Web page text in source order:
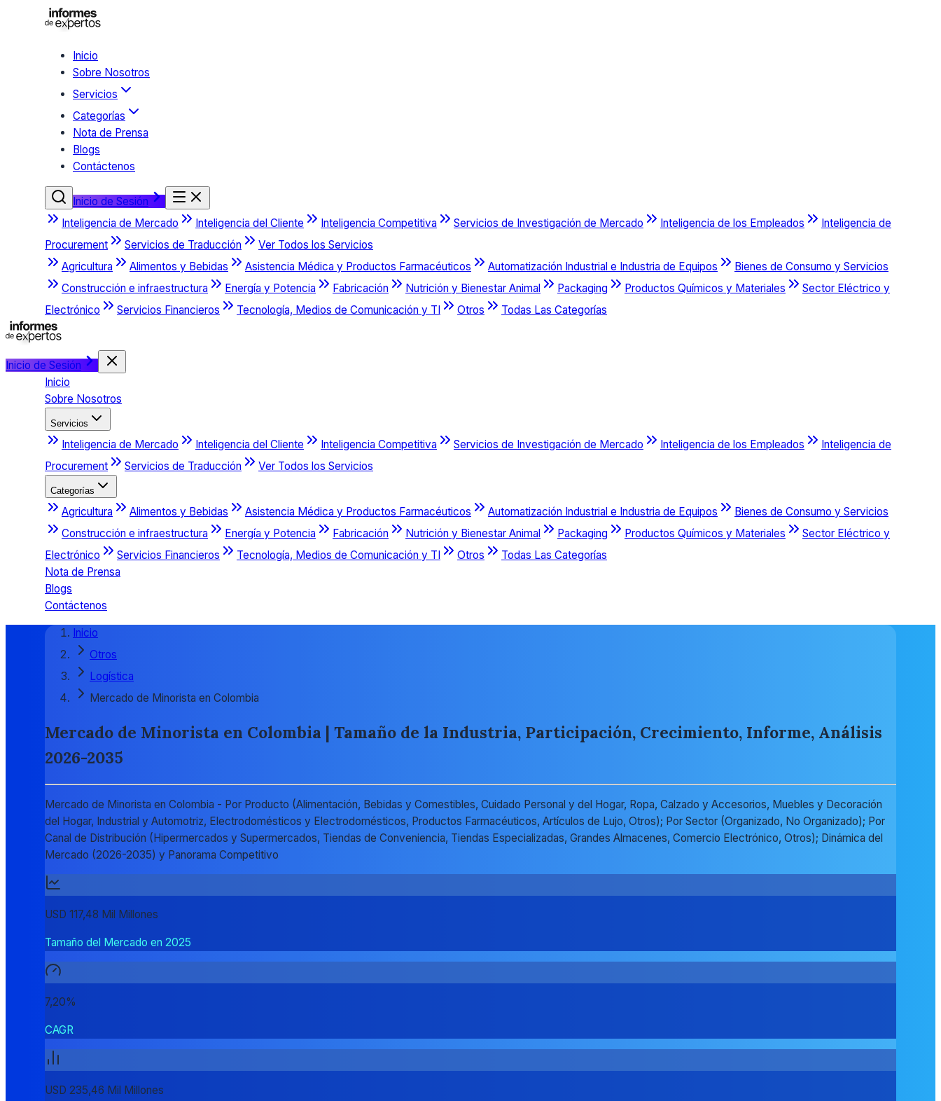
Inicio
Sobre Nosotros
Servicios
Categorías
Nota de Prensa
Blogs
Contáctenos
Inicio de Sesión
Inteligencia de Mercado
Inteligencia del Cliente Inteligencia Competitiva Servicios de Investigación de Mercado Inteligencia de los Empleados
Inteligencia de
Procurement
Servicios de Traducción
Ver Todos los Servicios
Agricultura
Alimentos y Bebidas Asistencia Médica y Productos Farmacéuticos Automatización Industrial e Industria de Equipos
Bienes de Consumo y Servicios
Construcción e infraestructura
Energía y Potencia Fabricación Nutrición y Bienestar Animal Packaging Productos Químicos y Materiales
Sector Eléctrico y
Electrónico
Servicios Financieros Tecnología, Medios de Comunicación y TI Otros Todas Las Categorías
Inicio de Sesión
Inicio
Sobre Nosotros
Servicios
Inteligencia de Mercado Inteligencia del Cliente Inteligencia Competitiva Servicios de Investigación de Mercado Inteligencia de los Empleados
Inteligencia de
Procurement
Servicios de Traducción Ver Todos los Servicios
Categorías
Agricultura Alimentos y Bebidas Asistencia Médica y Productos Farmacéuticos Automatización Industrial e Industria de Equipos
Bienes de Consumo y Servicios
Construcción e infraestructura
Energía y Potencia Fabricación Nutrición y Bienestar Animal Packaging Productos Químicos y Materiales
Sector Eléctrico y
Electrónico
Servicios Financieros Tecnología, Medios de Comunicación y TI Otros
Todas Las Categorías
Nota de Prensa
Blogs
Contáctenos
Inicio
Otros
Logística
Mercado de Minorista en Colombia
Mercado de Minorista en Colombia | Tamaño de la Industria, Participación, Crecimiento, Informe, Análisis
2026-2035
Mercado de Minorista en Colombia - Por Producto (Alimentación, Bebidas y Comestibles, Cuidado Personal y del Hogar, Ropa, Calzado y Accesorios, Muebles y Decoración
del Hogar, Industrial y Automotriz, Electrodomésticos y Electrodomésticos, Productos Farmacéuticos, Artículos de Lujo, Otros); Por Sector (Organizado, No Organizado); Por
Canal de Distribución (Hipermercados y Supermercados, Tiendas de Conveniencia, Tiendas Especializadas, Grandes Almacenes, Comercio Electrónico, Otros); Dinámica del
Mercado (2026-2035) y Panorama Competitivo
USD 117,48 Mil Millones
Tamaño del Mercado en 2025
7,20%
CAGR
USD 235,46 Mil Millones